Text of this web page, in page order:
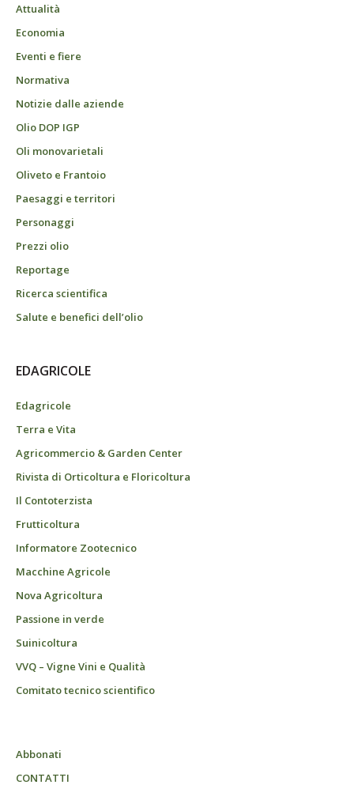
Attualità
Economia
Eventi e fiere
Normativa
Notizie dalle aziende
Olio DOP IGP
Oli monovarietali
Oliveto e Frantoio
Paesaggi e territori
Personaggi
Prezzi olio
Reportage
Ricerca scientifica
Salute e benefici dell’olio
EDAGRICOLE
Edagricole
Terra e Vita
Agricommercio & Garden Center
Rivista di Orticoltura e Floricoltura
Il Contoterzista
Frutticoltura
Informatore Zootecnico
Macchine Agricole
Nova Agricoltura
Passione in verde
Suinicoltura
VVQ – Vigne Vini e Qualità
Comitato tecnico scientifico
Abbonati
CONTATTI